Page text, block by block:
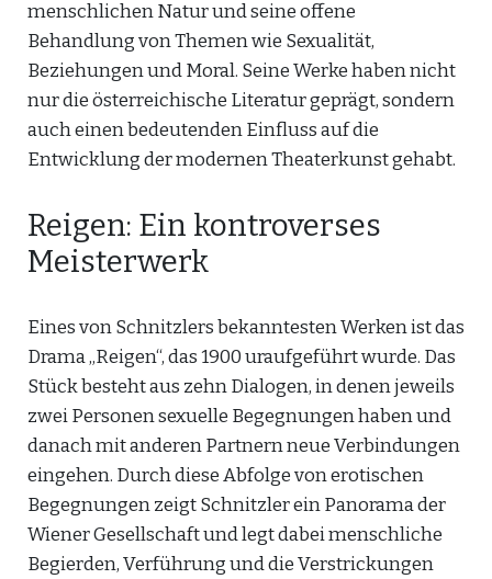
menschlichen Natur und seine offene
Behandlung von Themen wie Sexualität,
Beziehungen und Moral. Seine Werke haben nicht
nur die österreichische Literatur geprägt, sondern
auch einen bedeutenden Einfluss auf die
Entwicklung der modernen Theaterkunst gehabt.
Reigen: Ein kontroverses
Meisterwerk
Eines von Schnitzlers bekanntesten Werken ist das
Drama „Reigen“, das 1900 uraufgeführt wurde. Das
Stück besteht aus zehn Dialogen, in denen jeweils
zwei Personen sexuelle Begegnungen haben und
danach mit anderen Partnern neue Verbindungen
eingehen. Durch diese Abfolge von erotischen
Begegnungen zeigt Schnitzler ein Panorama der
Wiener Gesellschaft und legt dabei menschliche
Begierden, Verführung und die Verstrickungen